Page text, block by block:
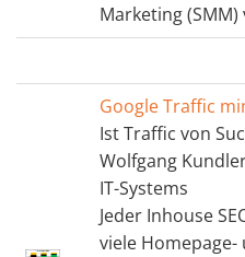
Marketing
Google Traffic
Ist Traffic von
Wolfgang
IT-Systems
Jeder Inhouse
viele